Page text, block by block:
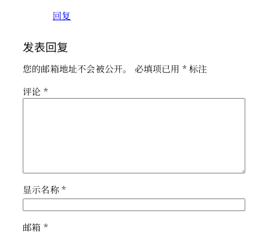
回复
发表回复
您的邮箱地址不会被公开。 必填项已用 *标注
评论 *
显示名称*
邮箱 *